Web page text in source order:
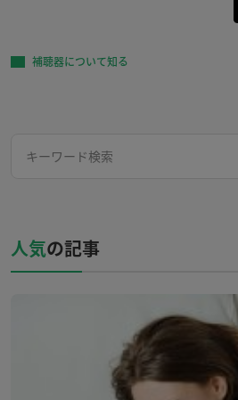
補聴器について知る
人気の記事